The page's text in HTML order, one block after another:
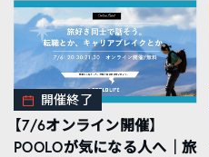
開催終了
【7/6オンライン開催】
POOLOが気になる人へ｜旅